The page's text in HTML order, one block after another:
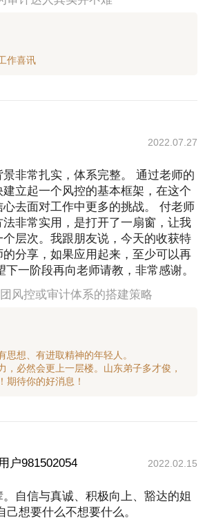
2022.07.27
非常扎实，体系完整。 通过老师的
立起一个风控的基本框架，在这个
去面对工作中更多的挑战。 付老师
非常实用，是打开了一扇窗，让我
层次。我跟朋友说，今天的收获特
分享，如果应用起来，至少可以再
下一阶段再向老师请教，非常感谢。
风控或审计体系的搭建策略
思想、有进取精神的年轻人。
，必然会更上一层楼。山东弟子多才俊，
户981502054 2022.02.15
自信与真诚、积极向上、豁达的姐
己想要什么不想要什么。